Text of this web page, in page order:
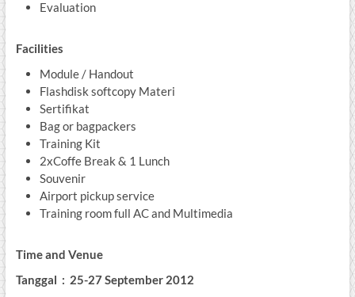
Evaluation
Facilities
Module / Handout
Flashdisk softcopy Materi
Sertifikat
Bag or bagpackers
Training Kit
2xCoffe Break & 1 Lunch
Souvenir
Airport pickup service
Training room full AC and Multimedia
Time and Venue
Tanggal : 25-27 September 2012